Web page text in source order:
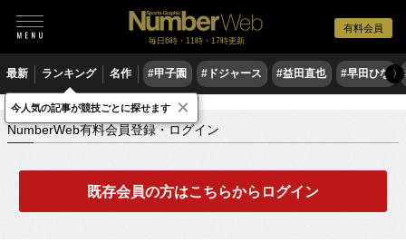
有料会員
毎日6時・11時・17時更新
最新 ランキング 名作 #甲子園 #ドジャース #益田直也 #早田ひな 〉
NumberWeb有料会員登録・ログイン
NumberWeb有料会員登録・ログイン
既存会員の方はこちらからログイン
今人気の記事が競技ごとに探せます ×